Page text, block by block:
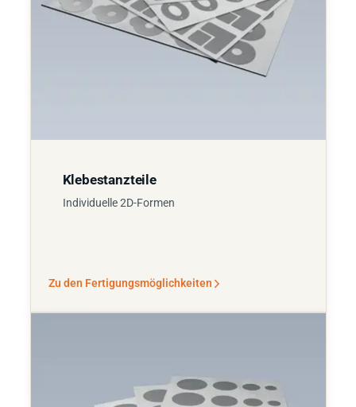
Klebestanzteile
Individuelle 2D-Formen
Zu den Fertigungsmöglichkeiten